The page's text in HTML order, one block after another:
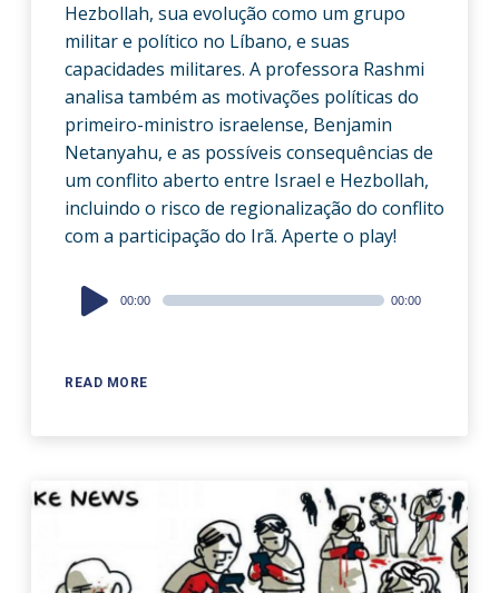
Hezbollah, sua evolução como um grupo
militar e político no Líbano, e suas
capacidades militares. A professora Rashmi
analisa também as motivações políticas do
primeiro-ministro israelense, Benjamin
Netanyahu, e as possíveis consequências de
um conflito aberto entre Israel e Hezbollah,
incluindo o risco de regionalização do conflito
com a participação do Irã. Aperte o play!
READ MORE
Audio
Player
00:00 00:00